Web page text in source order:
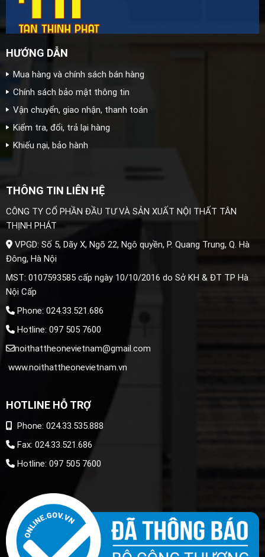
HƯỚNG DẪN
Mua hàng và chính sách bán hàng
Chính sách bảo mật thông tin
Vận chuyển, giao nhận, thanh toán
Kiểm tra, đổi, trả lại hàng
Khiếu nại, bảo hành
THÔNG TIN LIÊN HỆ
CÔNG TY CỔ PHẦN ĐẦU TƯ VÀ SẢN XUẤT NỘI THẤT TÂN
THỊNH PHÁT
VPGD: Số 5, Dãy X, Ngõ 22, Ngô quyền, P. Quang Trung, Q. Hà
Đông, Hà Nội
MST: 0107593585 cấp ngày 10/10/2016 do Sở KH & ĐT TP Hà
Nội Cấp
Phone: 024.33.521.686
Hotline: 097 505 7600
noithattheonevietnam@gmail.com
www.noithattheonevietnam.vn
HOTLINE HỖ TRỢ
Phone: 024.33.535.888
Fax: 024.33.521.686
Hotline: 097 505 7600